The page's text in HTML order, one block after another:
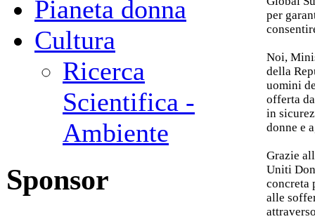
Pianeta donna
Cultura
Ricerca
Scientifica -
Ambiente
Sponsor
per
Noi,
della
uomini
offerta
in
donne e
Grazie
Uniti
concreta
alle